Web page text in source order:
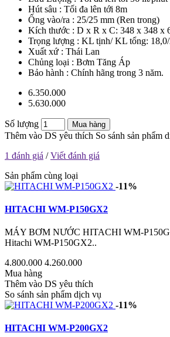
Hút sâu : Tối đa lên tới 8m
Ống vào/ra : 25/25 mm (Ren trong)
Kích thước : D x R x C: 348 x 348 x
Trọng lượng : KL tịnh/ KL tổng:
Xuất xứ : Thái Lan
Chủng loại : Bơm Tăng Áp
Bảo hành : Chính hãng trong 3 năm.
6.350.000
5.630.000
Số lượng Mua hàng
Thêm vào DS yêu thích So sánh sản phẩm
1 đánh giá /Viết đánh giá
Sản phẩm cùng loại
-11%
HITACHI WM-P150GX2
MÁY BƠM NƯỚC HITACHI WM-
Hitachi WM-P150GX2..
4.800.000 4.260.000
Mua hàng
Thêm vào DS yêu thích
So sánh sản phẩm dịch vụ
-11%
HITACHI WM-P200GX2